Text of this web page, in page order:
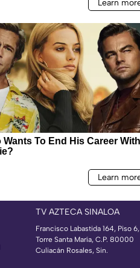
TV AZTECA SINALOA
Francisco Labastida 164, Piso 6,
Torre Santa María, C.P. 80000
Culiacán Rosales, Sin.